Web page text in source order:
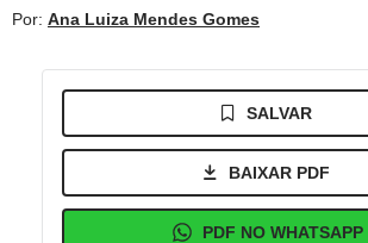
Por: Ana Luiza Mendes Gomes
SALVAR
BAIXAR PDF
PDF NO WHATSAPP